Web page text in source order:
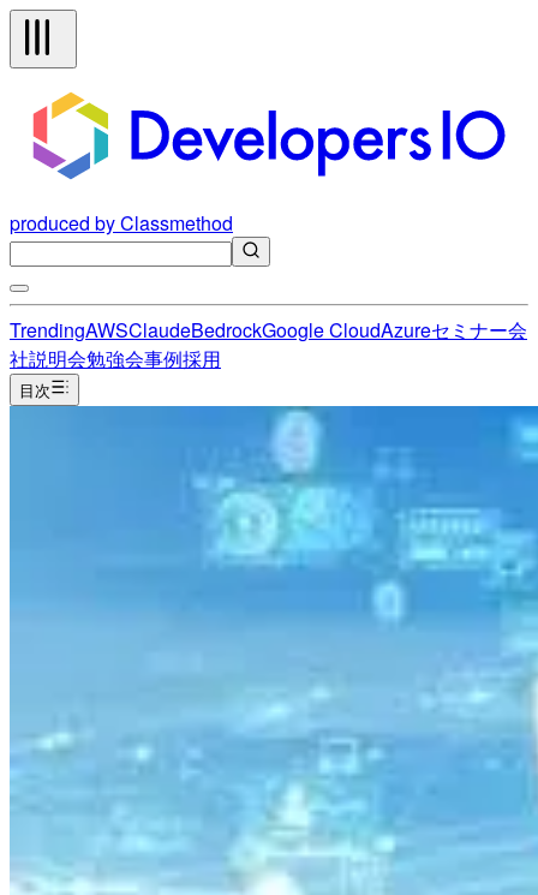
produced by Classmethod
TrendingAWSClaudeBedrockGoogle CloudAzureセミナー会
社説明会勉強会事例採用
目次